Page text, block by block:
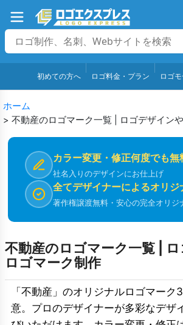
初めての方へ ロゴ料金・プラン ロゴ
ホーム
> 不動産のロゴマーク一覧 | ロゴデザイン
カラー変更・修正何度でも無
社名入りのデザインにお仕上げ
全てデザイナーによるオリジ
著作権譲渡無料・安心の完全オリジ
不動産のロゴマーク一覧 |
ロゴマーク制作
「不動産」のオリジナルロゴマー
意。プロのデザイナーが多彩なデザ